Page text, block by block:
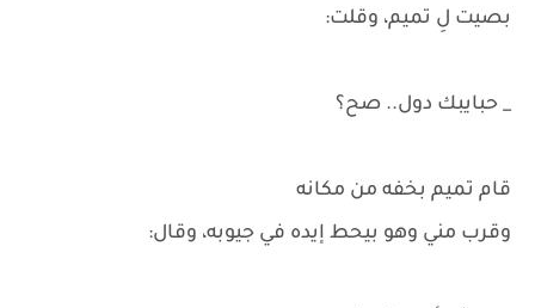
بصيت لِ تميم، وقلت:
_ حبايبك دول.. صح؟
قام تميم بخفه من مكانه
وقرب مني وهو بيحط إيده في جيوبه، وقال: